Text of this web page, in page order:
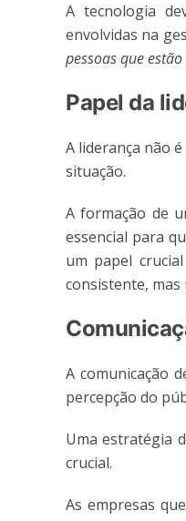
A tecnologia
envolvidas na
pessoas que
Papel da
A liderança não
situação.
A formação de
essencial para
um papel
consistente, mas
A comunicação
percepção do
Uma estratégia
crucial.
As empresas